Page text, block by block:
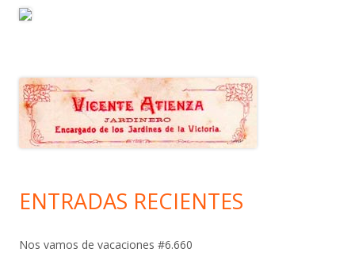
ENTRADAS RECIENTES
Nos vamos de vacaciones #6.660